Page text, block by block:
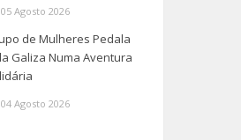
05 Agosto 2026
de Mulheres Pedala
Galiza Numa Aventura
04 Agosto 2026